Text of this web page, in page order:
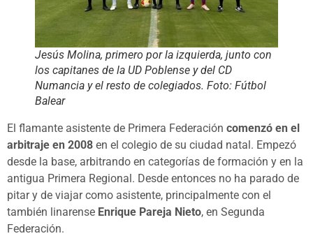
Jesús Molina, primero por la izquierda, junto con
los capitanes de la UD Poblense y del CD
Numancia y el resto de colegiados. Foto: Fútbol
Balear
El flamante asistente de Primera Federación comenzó en el
arbitraje en 2008 en el colegio de su ciudad natal. Empezó
desde la base, arbitrando en categorías de formación y en la
antigua Primera Regional. Desde entonces no ha parado de
pitar y de viajar como asistente, principalmente con el
también linarense Enrique Pareja Nieto, en Segunda
Federación.